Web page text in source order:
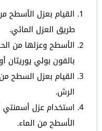
القيام بعزل الأسطح
طريق العزل المائي.
الأسطح وعزلها من
بالفون بولي يوريثان
القيام بعزل السطح
الرش.
استخدام عزل
الأسطح من الماء.